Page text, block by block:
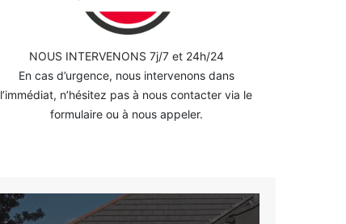
NOUS INTERVENONS 7j/7 et 24h/24
En cas d’urgence, nous intervenons dans
l’immédiat, n’hésitez pas à nous contacter via le
formulaire ou à nous appeler.